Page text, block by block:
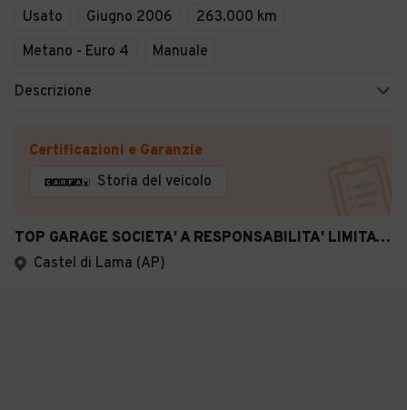
Usato Giugno 2006
263.000 km
Metano - Euro 4
Manuale
Descrizione
Certificazioni e Garanzie
Storia del veicolo
TOP GARAGE SOCIETA' A RESPONSABILITA' LIMITATA
Castel di Lama (AP)